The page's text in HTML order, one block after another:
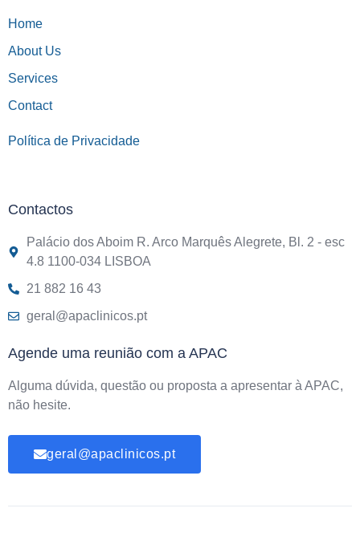
Home
About Us
Services
Contact
Política de Privacidade
Contactos
Palácio dos Aboim R. Arco Marquês Alegrete, Bl. 2 - esc
4.8 1100-034 LISBOA
21 882 16 43
geral@apaclinicos.pt
Agende uma reunião com a APAC
Alguma dúvida, questão ou proposta a apresentar à APAC,
não hesite.
geral@apaclinicos.pt